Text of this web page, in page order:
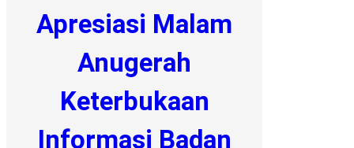
Apresiasi Malam
Anugerah
Keterbukaan
Informasi Badan